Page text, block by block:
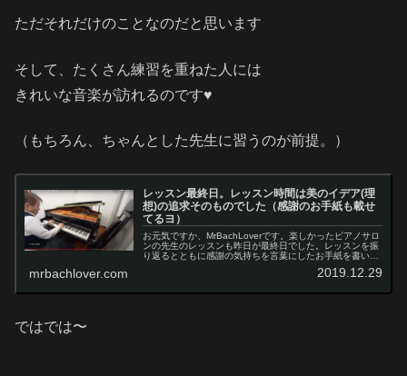
ただそれだけのことなのだと思います
そして、たくさん練習を重ねた人には
きれいな音楽が訪れるのです♥
（もちろん、ちゃんとした先生に習うのが前提。）
レッスン最終日。レッスン時間は美のイデア(理
想)の追求そのものでした（感謝のお手紙も載せ
てるヨ）
お元気ですか、MrBachLoverです。楽しかったピアノサロ
ンの先生のレッスンも昨日が最終日でした。レッスンを振
り返るとともに感謝の気持ちを言葉にしたお手紙を書いた
mrbachlover.com 2019.12.29
ではでは〜